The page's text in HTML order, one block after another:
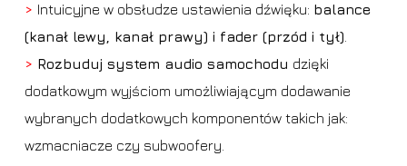
> Intuicyjne w obsłudze ustawienia dźwięku: balance
(kanał lewy, kanał prawy) i fader (przód i tył)
> Rozbuduj system audio samochodu dzięki
dodatkowym wyjściom umożliwiającym dodawanie
wybranych dodatkowych komponentów takich jak:
wzmacniacze czy subwoofery.